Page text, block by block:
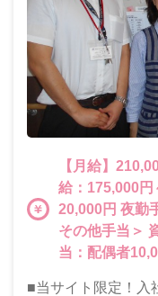
【月給】210,000円
給：175,000円
20,000円 夜勤
その他手当＞
当：配偶者
■当サイト限定！入